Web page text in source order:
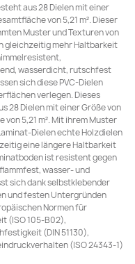
aus 28 Dielen mit einer
von 5,21 m². Dieser
Muster und Texturen von
gleichzeitig mehr Haltbarkeit
wasserdicht, rutschfest
sich diese PVC-Dielen
verlegen. Dieses
28 Dielen mit einer Größe von
5,21 m². Mit ihrem Muster
Dielen echte Holzdielen
eine längere Haltbarkeit
ist resistent gegen
wasser- und
sich dank selbstklebender
und festen Untergründen
Normen für
(ISO 105-B02),
(DIN 51130),
(ISO 24343-1)